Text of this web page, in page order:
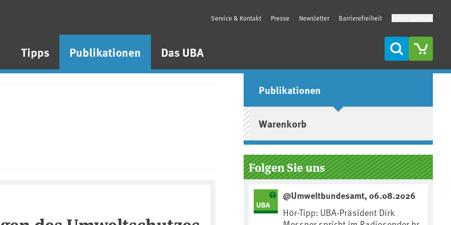
Tipps Publikationen Das UBA
Service & Kontakt Presse Newsletter Barrierefreiheit
Suche
Seitenleiste
Publikationen
Warenkorb
Folgen Sie uns
@Umweltbundesamt, 06.08.2026
Hör-Tipp: UBA-Präsident Dirk